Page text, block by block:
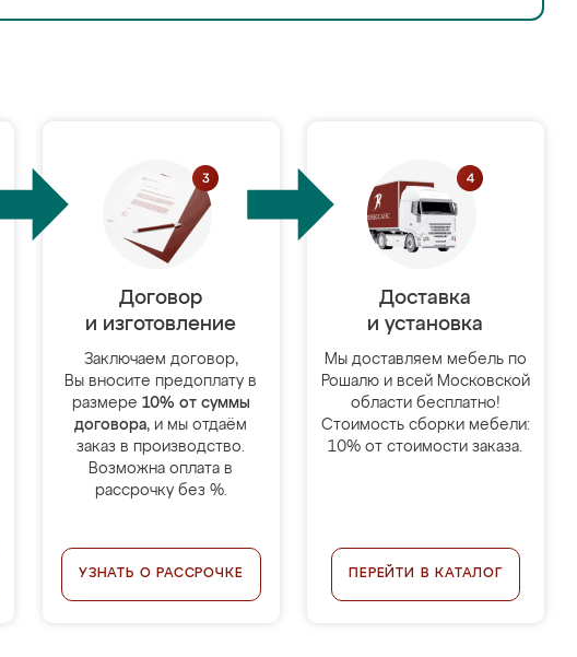
Договор
и изготовление
Заключаем договор,
Вы вносите предоплату в
размере 10% от суммы
договора, и мы отдаём
заказ в производство.
Возможна оплата в
рассрочку без %.
УЗНАТЬ О РАССРОЧКЕ
Доставка
и установка
Мы доставляем мебель по
Рошалю и всей Московской
области бесплатно!
Стоимость сборки мебели:
10% от стоимости заказа.
ПЕРЕЙТИ В КАТАЛОГ